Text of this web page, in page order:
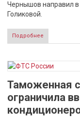
Чернышов направил
Голиковой.
Подробнее
Таможенная
ограничила